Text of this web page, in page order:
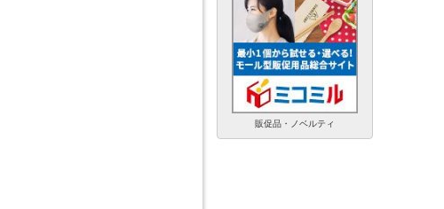
販促品・ノベルティ